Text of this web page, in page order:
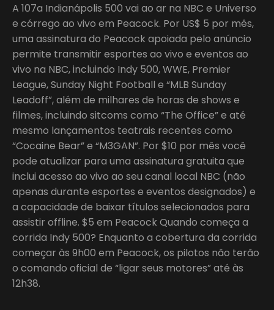
A 107a Indianápolis 500 vai ao ar na NBC e Universo
e córrego ao vivo em Peacock. Por US$ 5 por mês,
uma assinatura do Peacock apoiada pelo anúncio
permite transmitir esportes ao vivo e eventos ao
vivo na NBC, incluindo Indy 500, WWE, Premier
League, Sunday Night Football e “MLB Sunday
Leadoff”, além de milhares de horas de shows e
filmes, incluindo sitcoms como “The Office” e até
mesmo lançamentos teatrais recentes como
“Cocaine Bear” e “M3GAN”. Por $10 por mês você
pode atualizar para uma assinatura gratuita que
inclui acesso ao vivo ao seu canal local NBC (não
apenas durante esportes e eventos designados) e
a capacidade de baixar títulos selecionados para
assistir offline. $5 em Peacock Quando começa a
corrida Indy 500? Enquanto a cobertura da corrida
começar às 9h00 em Peacock, os pilotos não terão
o comando oficial de “ligar seus motores” até às
12h38.